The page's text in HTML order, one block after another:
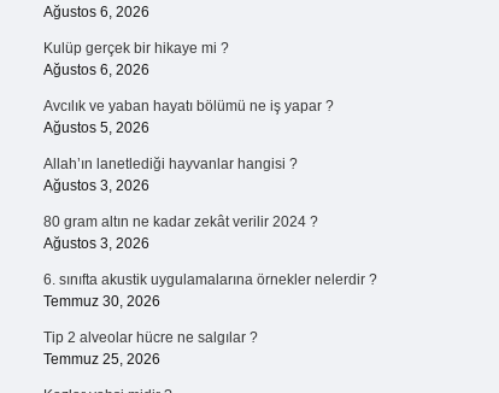
Ağustos 6, 2026
Kulüp gerçek bir hikaye mi ?
Ağustos 6, 2026
Avcılık ve yaban hayatı bölümü ne iş yapar ?
Ağustos 5, 2026
Allah’ın lanetlediği hayvanlar hangisi ?
Ağustos 3, 2026
80 gram altın ne kadar zekât verilir 2024 ?
Ağustos 3, 2026
6. sınıfta akustik uygulamalarına örnekler nelerdir ?
Temmuz 30, 2026
Tip 2 alveolar hücre ne salgılar ?
Temmuz 25, 2026